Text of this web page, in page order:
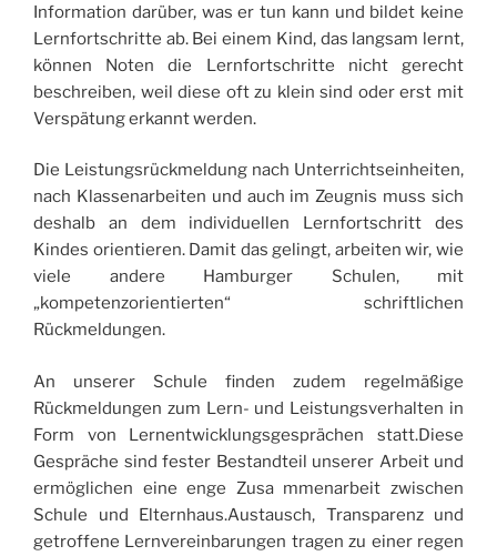
Information darüber, was er tun kann und bildet keine
Lernfortschritte ab. Bei einem Kind, das langsam lernt,
können Noten die Lernfortschritte nicht gerecht
beschreiben, weil diese oft zu klein sind oder erst mit
Verspätung erkannt werden.
Die Leistungsrückmeldung nach Unterrichtseinheiten,
nach Klassenarbeiten und auch im Zeugnis muss sich
deshalb an dem individuellen Lernfortschritt des
Kindes orientieren. Damit das gelingt, arbeiten wir, wie
viele andere Hamburger Schulen, mit
„kompetenzorientierten“ schriftlichen
Rückmeldungen.
An unserer Schule finden zudem regelmäßige
Rückmeldungen zum Lern- und Leistungsverhalten in
Form von Lernentwicklungsgesprächen statt.Diese
Gespräche sind fester Bestandteil unserer Arbeit und
ermöglichen eine enge Zusa mmenarbeit zwischen
Schule und Elternhaus.Austausch, Transparenz und
getroffene Lernvereinbarungen tragen zu einer regen